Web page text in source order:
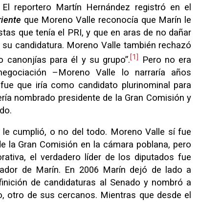
reportero Martín Hernández registró en el
que Moreno Valle reconocía que Marín le
que tenía el PRI, y que en aras de no dañar
candidatura. Moreno Valle también rechazó
canonjías para él y su grupo”.[1]
Pero no era
–Moreno Valle lo narraría años
que iría como candidato plurinominal para
nombrado presidente de la Gran Comisión y
cumplió, o no del todo. Moreno Valle sí fue
la Gran Comisión en la cámara poblana, pero
el verdadero líder de los diputados fue
de Marín. En 2006 Marín dejó de lado a
de candidaturas al Senado y nombró a
otro de sus cercanos. Mientras que desde el